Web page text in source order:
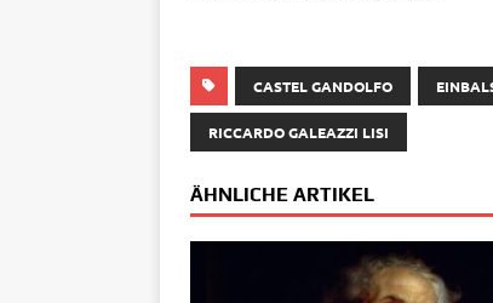
CASTEL GANDOLFO
RICCARDO GALEAZZI LISI
ÄHNLICHE ARTIKEL